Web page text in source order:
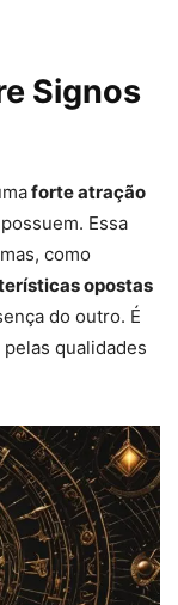
Signos
forte atração
Essa
como
opostas
do outro. É
qualidades